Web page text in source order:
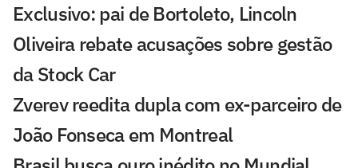
Exclusivo: pai de Bortoleto, Lincoln
Oliveira rebate acusações sobre gestão
da Stock Car
Zverev reedita dupla com ex-parceiro de
João Fonseca em Montreal